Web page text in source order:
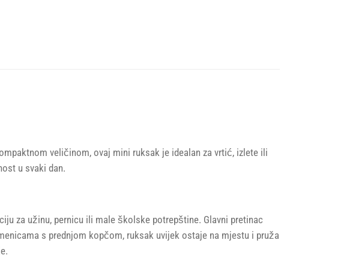
veličinom, ovaj mini ruksak je idealan za vrtić, izlete ili
u svaki dan.
za užinu, pernicu ili male školske potrepštine. Glavni pretinac
s prednjom kopčom, ruksak uvijek ostaje na mjestu i pruža